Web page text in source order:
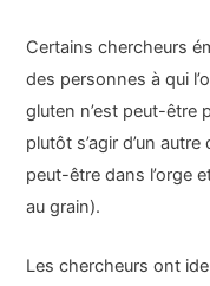
Certains chercheurs
des personnes à qui
gluten n’est peut-être
plutôt s’agir d’un
peut-être dans l’orge
au grain).
Les chercheurs ont